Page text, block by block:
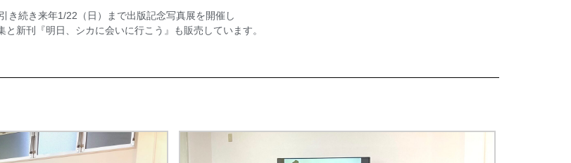
き続き来年1/22（日）まで出版記念写真展を開催し
新刊『明日、シカに会いに行こう』も販売しています。